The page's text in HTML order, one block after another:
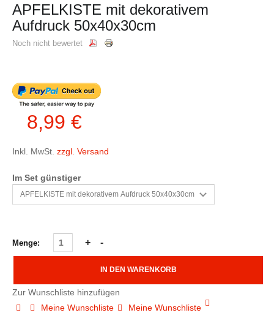
APFELKISTE mit dekorativem
Aufdruck 50x40x30cm
Noch nicht bewertet
8,99 €
Inkl. MwSt. zzgl. Versand
Im Set günstiger
Menge:
Zur Wunschliste hinzufügen
Meine Wunschliste
Meine Wunschliste